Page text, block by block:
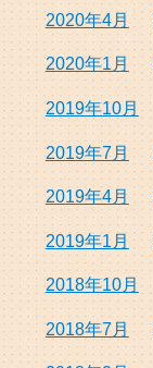
2020年4月
2020年1月
2019年10月
2019年7月
2019年4月
2019年1月
2018年10月
2018年7月